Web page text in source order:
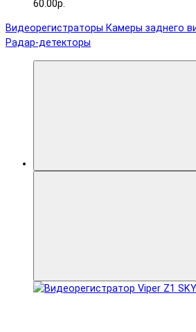
60.00р.
Видеорегистраторы Камеры заднего
Радар-детекторы